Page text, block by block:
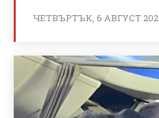
ЧЕТВЪРТЪК, 6 АВГУСТ